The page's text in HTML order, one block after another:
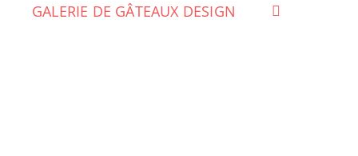
GALERIE DE GÂTEAUX DESIGN